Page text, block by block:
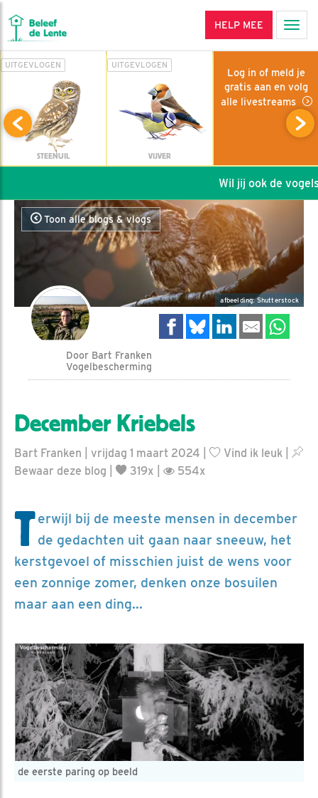
HELP MEE
UITGEVLOGEN
STEENUIL
UITGEVLOGEN
VIJVER
Log in of meld je
gratis aan en volg
alle livestreams
Wil jij ook de
Toon alle blogs & vlogs
afbeelding: Shutterstock
Door Bart Franken
Vogelbescherming
December Kriebels
Bart Franken | vrijdag 1 maart 2024 | Vind ik leuk
Bewaar deze blog
319x | 554x
Terwijl bij de meeste mensen in december
de gedachten uit gaan naar sneeuw, het
kerstgevoel of misschien juist de wens voor
een zonnige zomer, denken onze bosuilen
maar aan een ding...
de eerste paring op beeld